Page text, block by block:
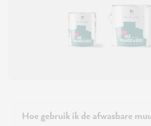
Hoe gebruik ik de afwasbare